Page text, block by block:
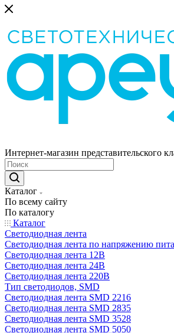
Интернет-магазин представительского
Каталог
По всему сайту
По каталогу
Каталог
Светодиодная лента
Светодиодная лента по напряжению
Светодиодная лента 12В
Светодиодная лента 24В
Светодиодная лента 220В
Тип светодиодов, SMD
Cветодиодная лента SMD 2216
Светодиодная лента SMD 2835
Светодиодная лента SMD 3528
Светодиодная лента SMD 5050